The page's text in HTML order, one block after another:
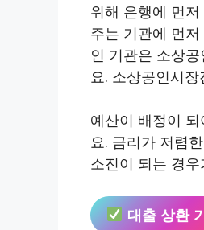
위해 은행에 먼
주는 기관에 먼
인 기관은 소상
요. 소상공인시
예산이 배정이
요. 금리가 저렴
소진이 되는 경
대출 상환